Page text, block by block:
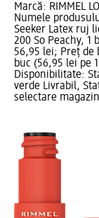
Marcă: RIMMEL
Numele
Seeker Latex ruj
200 So Peachy, 1
56,95 lei; Preț de
buc (56,95 lei pe
Disponibilitate:
verde Livrabil,
selectare